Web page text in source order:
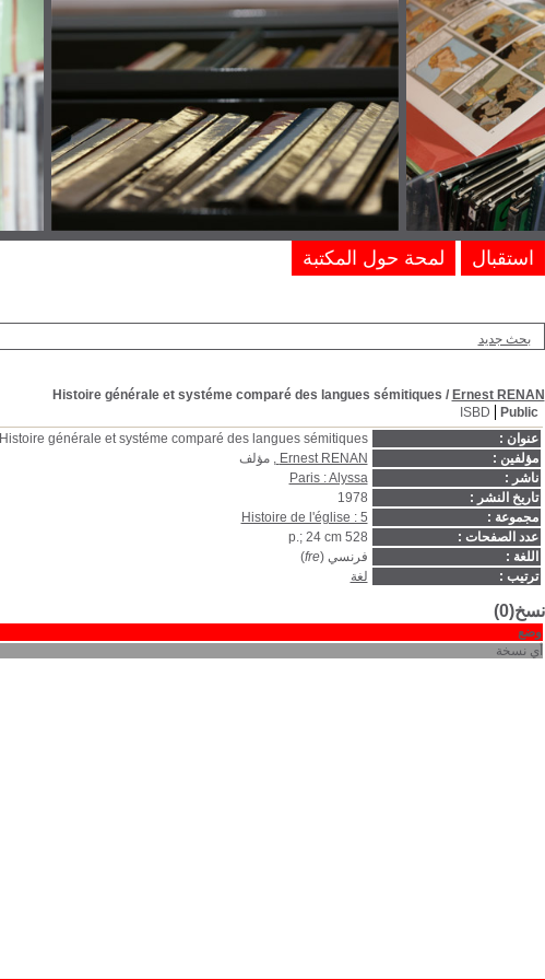
بحث جديد
Histoire générale et systéme comparé des langues sémitiques / Ernest RENAN
Public
ISBD
عنوان :
Histoire générale et systéme comparé des langues sémitiques
مؤلفين :
Ernest RENAN , مؤلف
ناشر :
Paris : Alyssa
تاريخ النشر :
1978
مجموعة :
Histoire de l'église : 5
عدد الصفحات :
528 p.; 24 cm
اللغة :
فرنسي (fre
)
ترتيب :
لغة
نسخ(0)
وضع
أي نسخة
استقبال لمحة حول المكتبة